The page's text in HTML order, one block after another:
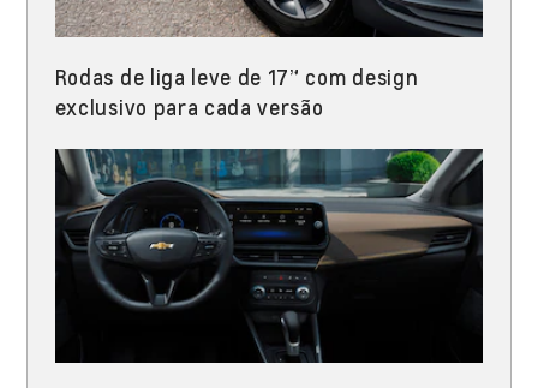
Rodas de liga leve de 17” com design
exclusivo para cada versão